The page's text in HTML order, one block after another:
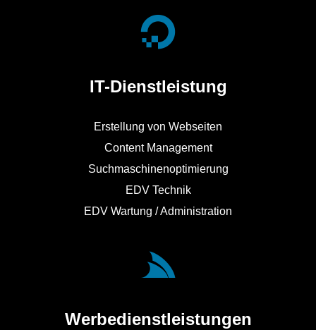
IT-Dienstleistung
Erstellung von Webseiten
Content Management
Suchmaschinenoptimierung
EDV Technik
EDV Wartung / Administration
Werbedienstleistungen